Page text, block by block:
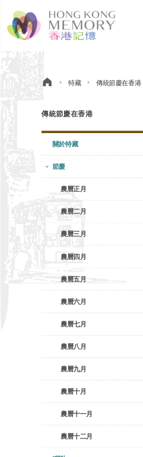
特藏 傳統節慶在香港
傳統節慶在香港
關於特藏
節慶
農曆正月
農曆二月
農曆三月
農曆四月
農曆五月
農曆六月
農曆七月
農曆八月
農曆九月
農曆十月
農曆十一月
農曆十二月